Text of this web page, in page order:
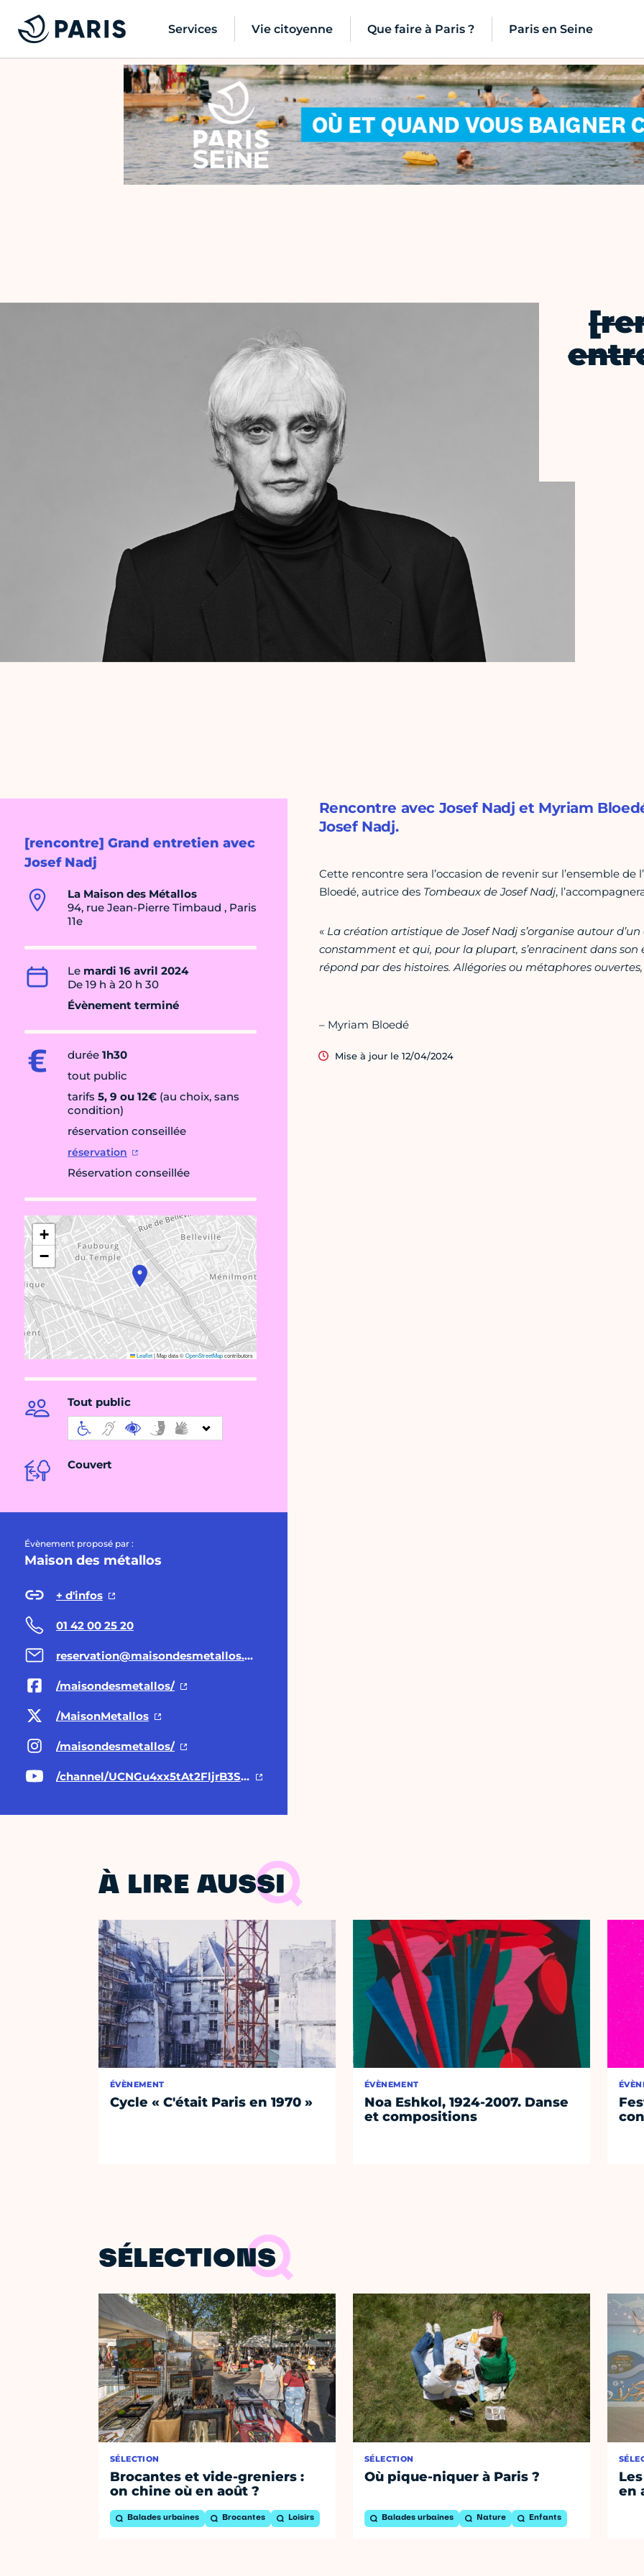
Services Vie citoyenne Que faire à Paris ? Paris en Seine
[rencontre] Grand entretien avec
Josef Nadj
La Maison des Métallos
94, rue Jean-Pierre Timbaud , Paris
11e
Le mardi 16 avril 2024
De 19 h à 20 h 30
Évènement terminé
durée 1h30
tout public
tarifs 5, 9 ou 12€ (au choix, sans
condition)
réservation conseillée
réservation
Réservation conseillée
+
−
Leaflet|Map data ©OpenStreetMapcontributors
Tout public
Couvert
Évènement proposé par :
Maison des métallos
+ d'infos
01 42 00 25 20
reservation@maisondesmetallos.paris
/maisondesmetallos/
/MaisonMetallos
/maisondesmetallos/
/channel/UCNGu4xx5tAt2FljrB3SWWBA
Rencontre avec Josef Nadj et Myriam
Josef Nadj.
Cette rencontre sera l’occasion de revenir sur l’ensemble
Bloedé, autrice des Tombeaux de Josef Nadj,
« La création artistique de Josef Nadj s’organise autour
constamment et qui, pour la plupart, s’enracinent dans son
répond par des histoires. Allégories ou métaphores ouvertes,
– Myriam Bloedé
Mise à jour le 12/04/2024
À LIRE AUSSI
ÉVÈNEMENT
Cycle « C'était Paris en 1970 »
ÉVÈNEMENT
Noa Eshkol, 1924-2007. Danse
et compositions
SÉLECTIONS
SÉLECTION
Brocantes et vide-greniers :
on chine où en août ?
Balades urbaines Brocantes Loisirs
SÉLECTION
Où pique-niquer à Paris ?
Balades urbaines Nature Enfants
en